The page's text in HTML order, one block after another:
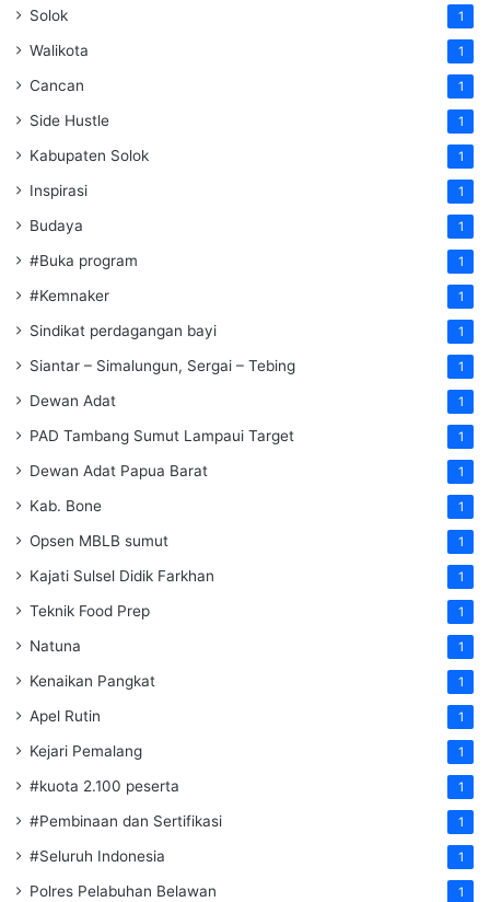
Solok 1
Walikota 1
Cancan 1
Side Hustle 1
Kabupaten Solok 1
Inspirasi 1
Budaya 1
#Buka program 1
#Kemnaker 1
Sindikat perdagangan bayi 1
Siantar – Simalungun, Sergai – Tebing 1
Dewan Adat 1
PAD Tambang Sumut Lampaui Target 1
Dewan Adat Papua Barat 1
Kab. Bone 1
Opsen MBLB sumut 1
Kajati Sulsel Didik Farkhan 1
Teknik Food Prep 1
Natuna 1
Kenaikan Pangkat 1
Apel Rutin 1
Kejari Pemalang 1
#kuota 2.100 peserta 1
#Pembinaan dan Sertifikasi 1
#Seluruh Indonesia 1
Polres Pelabuhan Belawan 1